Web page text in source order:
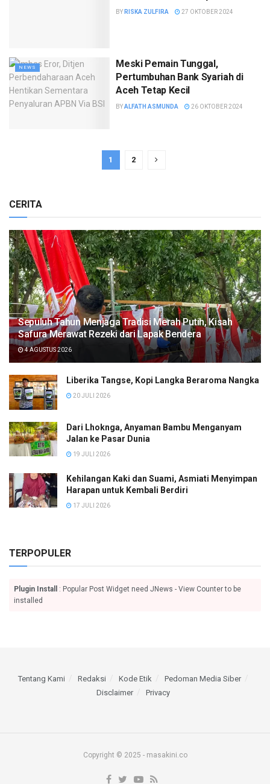
BY RISKA ZULFIRA 27 OKTOBER 2024
NEWS
Meski Pemain Tunggal,
Pertumbuhan Bank Syariah di
Aceh Tetap Kecil
BYALFATH ASMUNDA 26 OKTOBER 2024
1 2
CERITA
Sepuluh Tahun Menjaga Tradisi Merah Putih, Kisah
Safura Merawat Rezeki dari Lapak Bendera
4 AGUSTUS 2026
Liberika Tangse, Kopi Langka Beraroma Nangka
20 JULI 2026
Dari Lhoknga, Anyaman Bambu Menganyam
Jalan ke Pasar Dunia
19 JULI 2026
Kehilangan Kaki dan Suami, Asmiati Menyimpan
Harapan untuk Kembali Berdiri
17 JULI 2026
TERPOPULER
Plugin Install
: Popular Post Widget need JNews - View Counter to be
installed
Tentang Kami Redaksi Kode Etik
Pedoman Media Siber
Disclaimer
Privacy
Copyright © 2025 - masakini.co